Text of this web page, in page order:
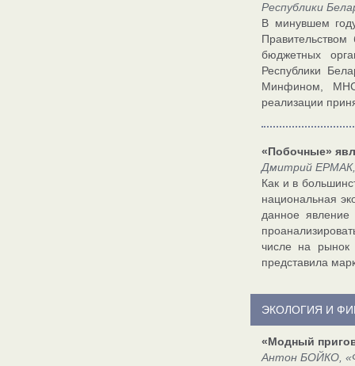
Республики
В минувшем
бюджетных
Республики
Минфином,
реализации
«Побочные»
Дмитрий
Как и в
национальная
данное
числе на рынок
представила
ЭКОЛОГИЯ И
«Модный
Антон БОЙКО,